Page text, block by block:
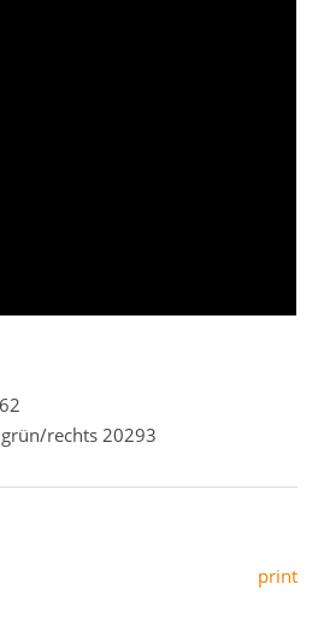
rechts 20293
print